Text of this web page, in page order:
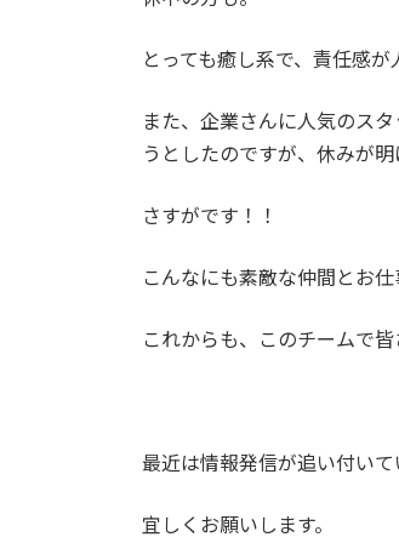
とっても癒し系で、責任感が
また、企業さんに人気のス
うとしたのですが、休みが
さすがです！！
こんなにも素敵な仲間とお
これからも、このチームで
最近は情報発信が追い付い
宜しくお願いします。